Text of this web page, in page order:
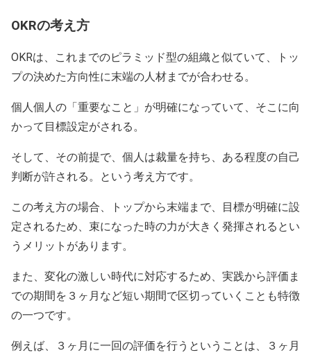
OKRの考え方
OKRは、これまでのピラミッド型の組織と似ていて、トッ
プの決めた方向性に末端の人材までが合わせる。
個人個人の「重要なこと」が明確になっていて、そこに向
かって目標設定がされる。
そして、その前提で、個人は裁量を持ち、ある程度の自己
判断が許される。という考え方です。
この考え方の場合、トップから末端まで、目標が明確に設
定されるため、束になった時の力が大きく発揮されるとい
うメリットがあります。
また、変化の激しい時代に対応するため、実践から評価ま
での期間を３ヶ月など短い期間で区切っていくことも特徴
の一つです。
例えば、３ヶ月に一回の評価を行うということは、３ヶ月